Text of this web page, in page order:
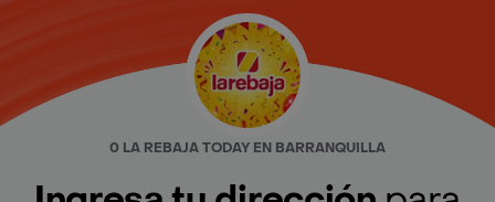
0 LA REBAJA TODAY EN BARRANQUILLA